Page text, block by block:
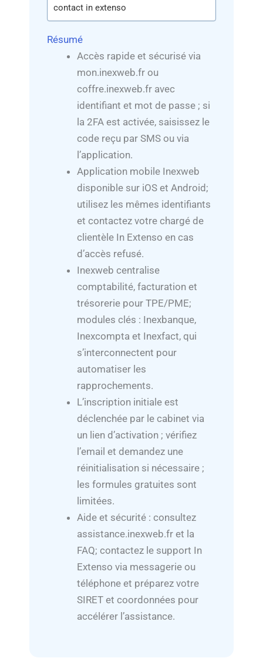
contact in extenso
Résumé
Accès rapide et sécurisé via
mon.inexweb.fr ou
coffre.inexweb.fr avec
identifiant et mot de passe ; si
la 2FA est activée, saisissez le
code reçu par SMS ou via
l’application.
Application mobile Inexweb
disponible sur iOS et Android;
utilisez les mêmes identifiants
et contactez votre chargé de
clientèle In Extenso en cas
d’accès refusé.
Inexweb centralise
comptabilité, facturation et
trésorerie pour TPE/PME;
modules clés : Inexbanque,
Inexcompta et Inexfact, qui
s’interconnectent pour
automatiser les
rapprochements.
L’inscription initiale est
déclenchée par le cabinet via
un lien d’activation ; vérifiez
l’email et demandez une
réinitialisation si nécessaire ;
les formules gratuites sont
limitées.
Aide et sécurité : consultez
assistance.inexweb.fr et la
FAQ; contactez le support In
Extenso via messagerie ou
téléphone et préparez votre
SIRET et coordonnées pour
accélérer l’assistance.